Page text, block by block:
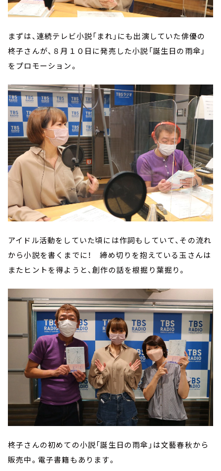
まずは、連続テレビ小説「まれ」にも出演していた俳優の
柊子さんが、８月１０日に発売した小説「誕生日の雨傘」
をプロモーション。
アイドル活動をしていた頃には作詞もしていて、その流れ
から小説を書くまでに！ 締め切りを抱えている玉さんは
またヒントを得ようと、創作の話を根掘り葉掘り。
柊子さんの初めての小説「誕生日の雨傘」は文藝春秋から
販売中。電子書籍もあります。